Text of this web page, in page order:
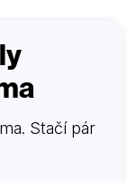
Stačí pár